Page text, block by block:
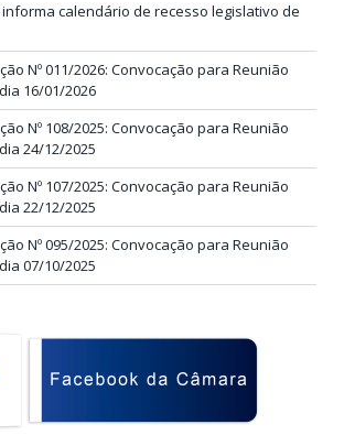
calendário de recesso legislativo de
Nº 011/2026: Convocação para Reunião
16/01/2026
Nº 108/2025: Convocação para Reunião
24/12/2025
Nº 107/2025: Convocação para Reunião
22/12/2025
Nº 095/2025: Convocação para Reunião
07/10/2025